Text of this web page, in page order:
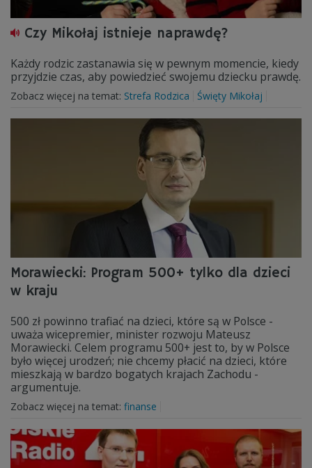
Czy Mikołaj istnieje naprawdę?
Każdy rodzic zastanawia się w pewnym momencie, kiedy
przyjdzie czas, aby powiedzieć swojemu dziecku prawdę.
Zobacz więcej na temat: Strefa Rodzica Święty Mikołaj
Morawiecki: Program 500+ tylko dla dzieci
w kraju
500 zł powinno trafiać na dzieci, które są w Polsce -
uważa wicepremier, minister rozwoju Mateusz
Morawiecki. Celem programu 500+ jest to, by w Polsce
było więcej urodzeń; nie chcemy płacić na dzieci, które
mieszkają w bardzo bogatych krajach Zachodu -
argumentuje.
Zobacz więcej na temat: finanse